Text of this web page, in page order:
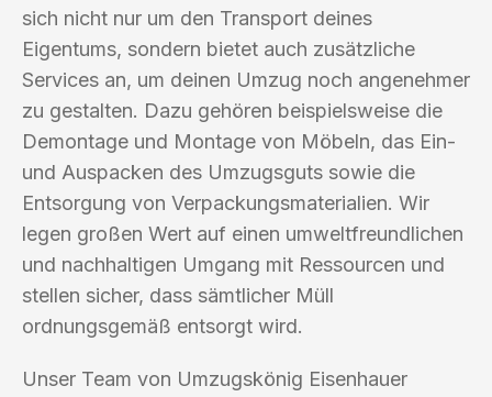
sich nicht nur um den Transport deines
Eigentums, sondern bietet auch zusätzliche
Services an, um deinen Umzug noch angenehmer
zu gestalten. Dazu gehören beispielsweise die
Demontage und Montage von Möbeln, das Ein-
und Auspacken des Umzugsguts sowie die
Entsorgung von Verpackungsmaterialien. Wir
legen großen Wert auf einen umweltfreundlichen
und nachhaltigen Umgang mit Ressourcen und
stellen sicher, dass sämtlicher Müll
ordnungsgemäß entsorgt wird.
Unser Team von Umzugskönig Eisenhauer